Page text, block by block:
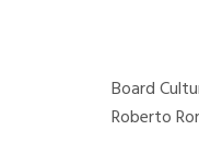
Board
Roberto